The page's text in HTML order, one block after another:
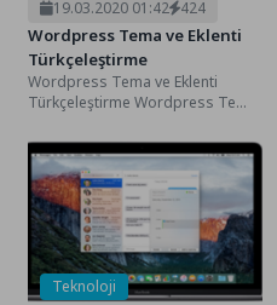
19.03.2020 01:42 424
Wordpress Tema ve Eklenti
Türkçeleştirme
Wordpress Tema ve Eklenti
Türkçeleştirme Wordpress Tema
sitesi kurulum konusunda
sizlere...
Teknoloji